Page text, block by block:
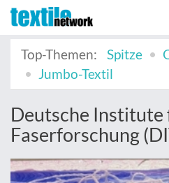
Top-Themen:
Spitze
Jumbo-Textil
Deutsche Institute
Faserforschung